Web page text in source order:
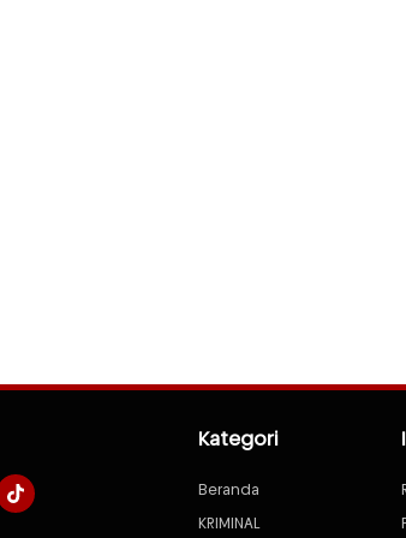
Kategori
Beranda
KRIMINAL